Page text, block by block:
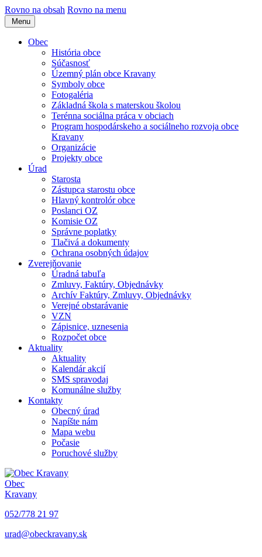
Rovno na obsah Rovno na menu
Menu
Obec
História obce
Súčasnosť
Územný plán obce Kravany
Symboly obce
Fotogaléria
Základná škola s materskou školou
Terénna sociálna práca v obciach
Program hospodárskeho a sociálneho rozvoja obce
Kravany
Organizácie
Projekty obce
Úrad
Starosta
Zástupca starostu obce
Hlavný kontrolór obce
Poslanci OZ
Komisie OZ
Správne poplatky
Tlačivá a dokumenty
Ochrana osobných údajov
Zverejňovanie
Úradná tabuľa
Zmluvy, Faktúry, Objednávky
Archív Faktúry, Zmluvy, Objednávky
Verejné obstarávanie
VZN
Zápisnice, uznesenia
Rozpočet obce
Aktuality
Aktuality
Kalendár akcií
SMS spravodaj
Komunálne služby
Kontakty
Obecný úrad
Napíšte nám
Mapa webu
Počasie
Poruchové služby
Obec
Kravany
052/778 21 97
urad@obeckravany.sk